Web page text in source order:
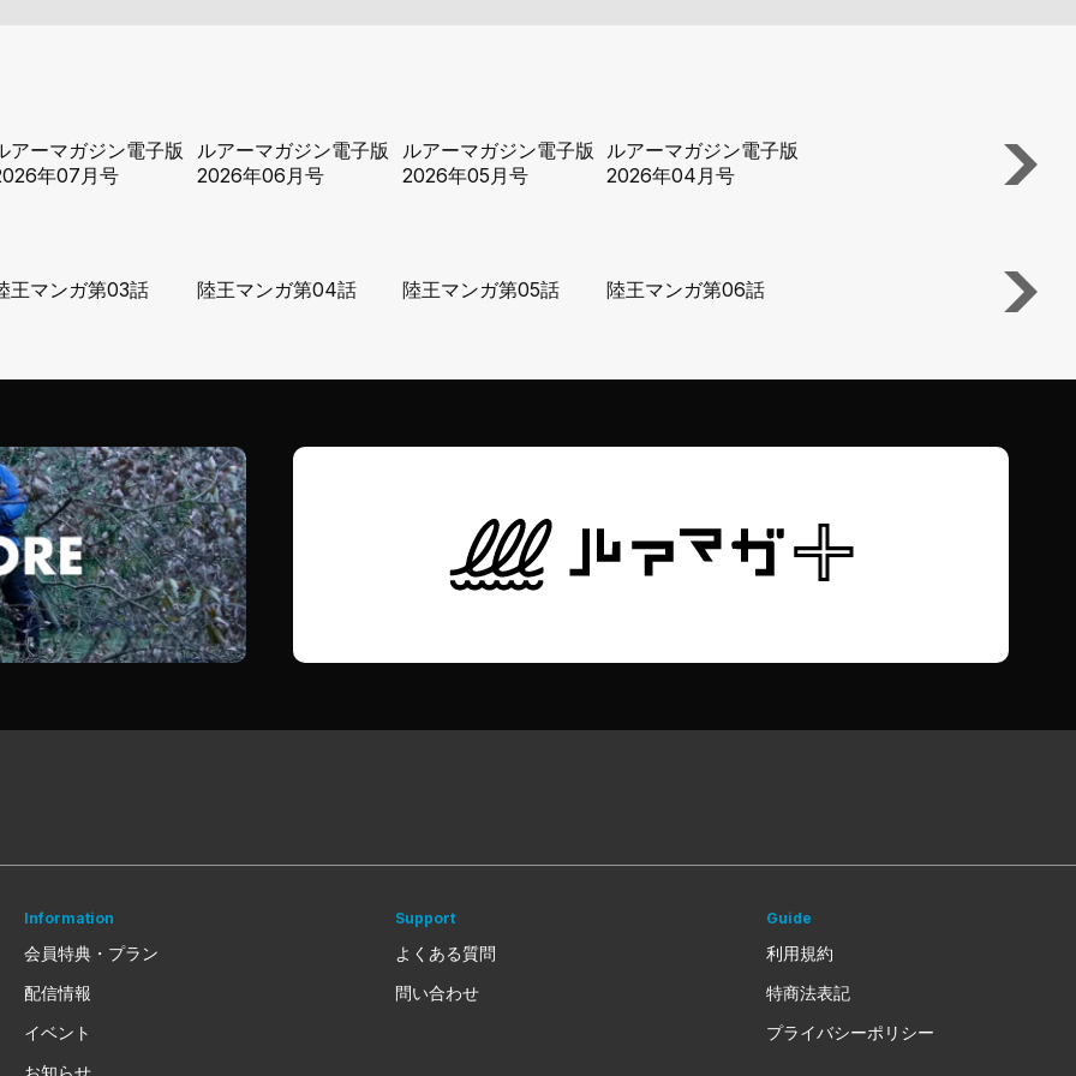
アーマガジン電子版
年07月号
ルアーマガジン電子版
2026年06月号
ルアーマガジン電子版
2026年05月号
ルアーマガジン電子版
2026年04月号
ルアーマガ
2026年03月
王マンガ第03話 陸王マンガ第04話 陸王マンガ第05話 陸王マンガ第06話 陸王マンガ
Information
会員特典・プラン
配信情報
イベント
お知らせ
Support
よくある質問
問い合わせ
Guide
利用規約
特商法表記
プライバシーポリシー